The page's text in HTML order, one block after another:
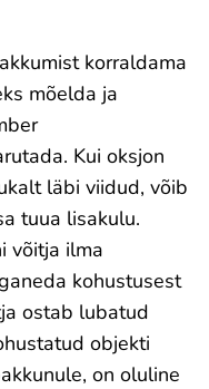
korraldama
mõelda ja
Kui oksjon
läbi viidud, võib
tuua lisakulu.
võitja ilma
kohustusest
ostab lubatud
objekti
on oluline